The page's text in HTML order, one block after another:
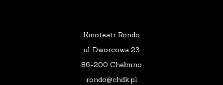
Kinoteatr Rondo
ul. Dworcowa 23
86-200 Chełmno
rondo@chdk.pl